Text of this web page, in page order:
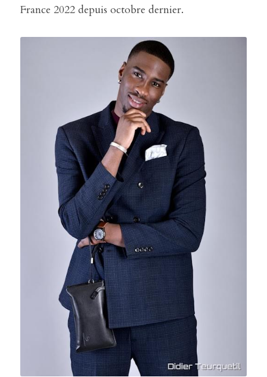
France 2022 depuis octobre dernier.